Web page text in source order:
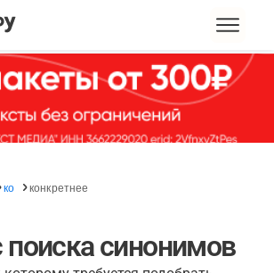
ко конкретнее
поиска синонимов